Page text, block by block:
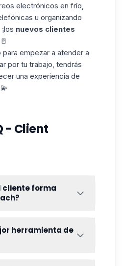
electrónicos en frío,
u organizando
nuevos clientes
empezar a atender a
por tu trabajo, tendrás
una experiencia de
- Client
cliente forma
pero se puede
al cliente se centra
herramienta de